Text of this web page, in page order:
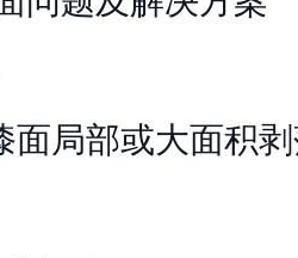
面局部或大面积